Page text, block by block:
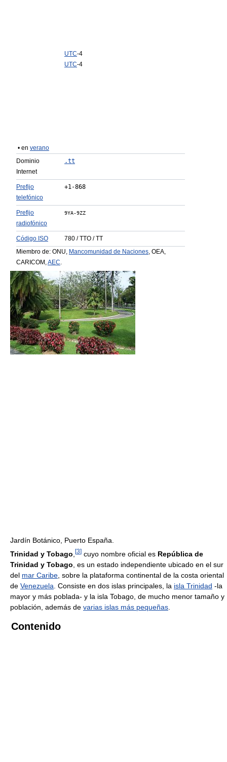
• en verano
UTC-4
UTC-4
Dominio
Internet
.tt
Prefijo
telefónico
+1-868
Prefijo
radiofónico
9YA-9ZZ
Código ISO
780 / TTO / TT
Miembro de: ONU, Mancomunidad de Naciones, OEA,
CARICOM,AEC.
Jardín Botánico, Puerto España.
Trinidad y Tobago [3] cuyo nombre oficial es República de
Trinidad y Tobago , es un estado independiente ubicado en el sur
del mar Caribe , sobre la plataforma continental de la costa oriental
de Venezuela . Consiste en dos islas principales, la isla Trinidad -la
mayor y más poblada- y la isla Tobago, de mucho menor tamaño y
población, además de varias islas más pequeñas
Contenido